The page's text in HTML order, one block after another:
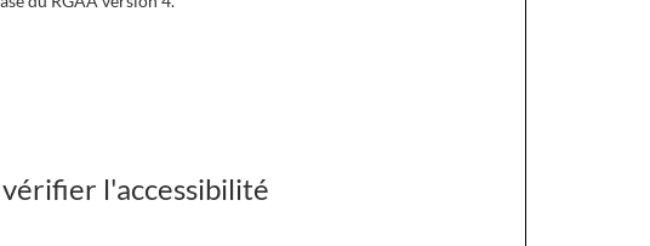
l'accessibilité